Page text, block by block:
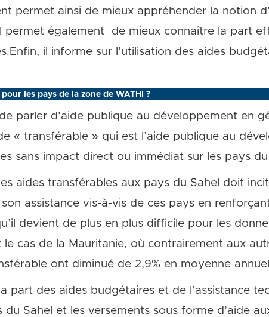
permet ainsi de mieux appréhender la notion
permet également de mieux connaître la part
il informe sur l’utilisation des aides
les pays de la zone de WATHI ?
parler d’aide publique au développement en
« transférable » qui est l’aide publique au
sans impact direct ou immédiat sur les pays du
aides transférables aux pays du Sahel doit
assistance vis-à-vis de ces pays en
devient de plus en plus difficile pour les
le cas de la Mauritanie, où contrairement aux
ont diminué de 2,9% en moyenne
part des aides budgétaires et de l’assistance
du Sahel et les versements sous forme d’aide